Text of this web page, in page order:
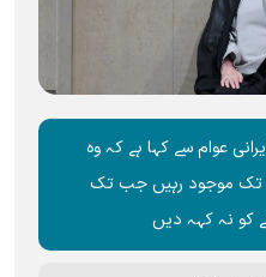
عوام سے کہا ہے کہ وہ
تک موجود رہیں جب تک
کو نہ کہہ دیں